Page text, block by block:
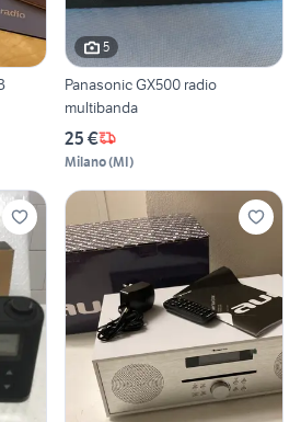
5
Panasonic GX500 radio
multibanda
25 €
Milano(MI)